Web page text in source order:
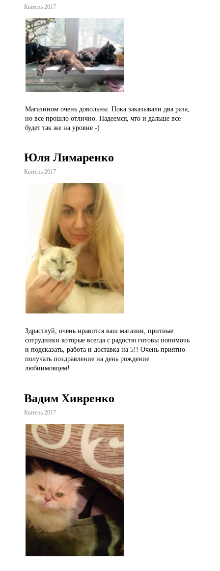
Квітень 2017
Магазином очень довольны. Пока заказывали два раза,
но все прошло отлично. Надеемся, что и дальше все
будет так же на уровне -)
Юля Лимаренко
Квітень 2017
Здраствуй, очень нравится ваш магазин, притные
сотрудники которые всегда с радостю готовы попомочь
и подсказать, работа и доставка на 5!! Очень приятно
получать поздравление на день рождение
любиимовцем!
Вадим Хивренко
Квітень 2017